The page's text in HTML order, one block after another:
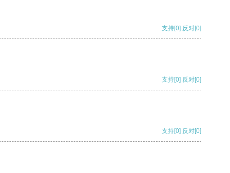
支持[0] 反对[0]
支持[0] 反对[0]
支持[0] 反对[0]